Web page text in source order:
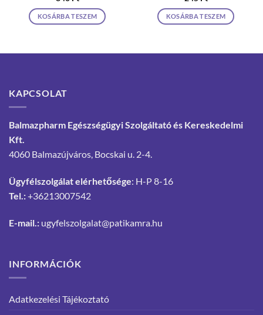
KOSÁRBA TESZEM KOSÁRBA TESZEM
KAPCSOLAT
Balmazpharm Egészségügyi Szolgáltató és Kereskedelmi
Kft.
4060 Balmazújváros, Bocskai u. 2-4.
Ügyfélszolgálat elérhetősége: H-P 8-16
Tel.:+36213007542
E-mail.: ugyfelszolgalat@patikamra.hu
INFORMÁCIÓK
Adatkezelési Tájékoztató